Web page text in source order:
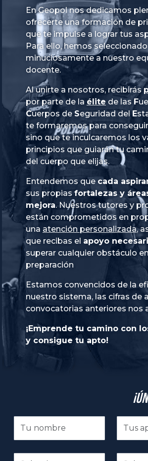
En Geopol nos dedicamos
ofrecerte una formación de
que te impulse a lograr tus
Para ello, hemos seleccionado
minuciosamente a nuestro
docente.
Al unirte a nosotros, recibirás
por parte de la élite de las
Cuerpos de Seguridad del
te formaremos para
sino que te inculcaremos los
principios que guiarán tu
del cuerpo que elijas.
Entendemos que cada
sus propias fortalezas y
mejora. Nuestros tutores y
están comprometidos en
una atención personalizada,
que recibas el apoyo
superar cualquier obstáculo
preparación
Estamos convencidos de la
nuestro sistema, las cifras de
convocatorias anteriores nos
¡Emprende tu camino con
y consigue tu apto!